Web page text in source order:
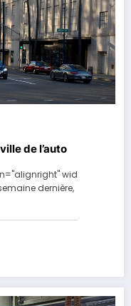
de l’auto
wid
dernière,